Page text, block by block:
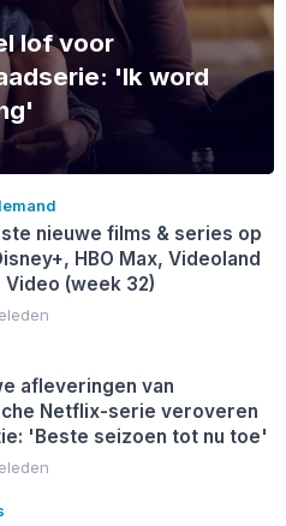
lof voor
'Ik word
nieuwe films & series op
HBO Max, Videoland
Video (week 32)
afleveringen van
Netflix-serie veroveren
'Beste seizoen tot nu toe'